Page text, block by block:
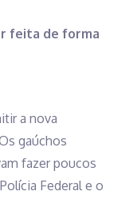
feita de forma
a nova
gaúchos
fazer poucos
Federal e o